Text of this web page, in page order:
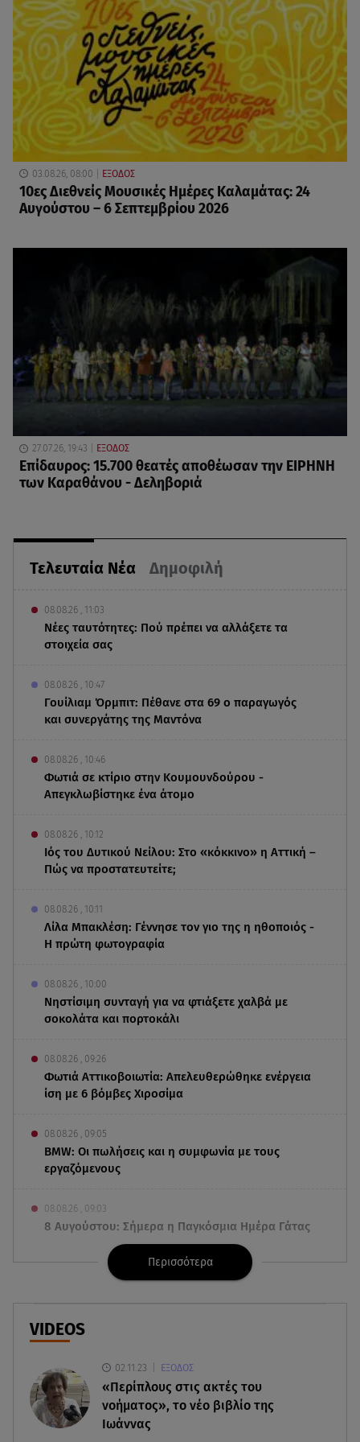
Τελευταία Νέα Δημοφιλή
08.08.26 , 11:03
Νέες ταυτότητες: Πού πρέπει να αλλάξετε τα
στοιχεία σας
08.08.26 , 10:47
Γουίλιαμ Όρμπιτ: Πέθανε στα 69 ο παραγωγός
και συνεργάτης της Μαντόνα
08.08.26 , 10:46
Φωτιά σε κτίριο στην Κουμουνδούρου -
Απεγκλωβίστηκε ένα άτομο
08.08.26 , 10:12
Ιός του Δυτικού Νείλου: Στο «κόκκινο» η Αττική –
Πώς να προστατευτείτε;
08.08.26 , 10:11
Λίλα Μπακλέση: Γέννησε τον γιο της η ηθοποιός -
Η πρώτη φωτογραφία
08.08.26 , 10:00
Νηστίσιμη συνταγή για να φτιάξετε χαλβά με
σοκολάτα και πορτοκάλι
08.08.26 , 09:26
Φωτιά Αττικοβοιωτία: Απελευθερώθηκε ενέργεια
ίση με 6 βόμβες Χιροσίμα
08.08.26 , 09:05
BMW: Οι πωλήσεις και η συμφωνία με τους
εργαζόμενους
08.08.26 , 09:03
8 Αυγούστου: Σήμερα η Παγκόσμια Ημέρα Γάτας
Καιρός Δεκαπενταύγουστος: Βοριάδες έως 9
μποφόρ και πτώση θερμοκρασίας
08.08.26 , 03:00
Εορτολόγιο: Ποιοι γιορτάζουν στις 8 Αυγούστου
07.08.26 , 22:40
Χανιά: Φίδι δάγκωσε 13χρονο σε παραλία
Περισσότερα
VIDEOS
02.11.23 ΕΞΟΔΟΣ
«Περίπλους στις ακτές του
νοήματος», το νέο βιβλίο της
Ιωάννας
03.08.26, 08:00 ΕΞΟΔΟΣ
10ες Διεθνείς Μουσικές Ημέρες Καλαμάτας: 24
Αυγούστου – 6 Σεπτεμβρίου 2026
27.07.26, 19:43 ΕΞΟΔΟΣ
Επίδαυρος: 15.700 θεατές αποθέωσαν την ΕΙΡΗΝΗ
των Καραθάνου - Δεληβοριά